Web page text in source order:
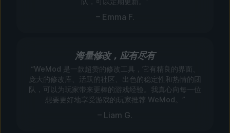
– Emma F.
海量修改，应有尽有
“WeMod 是一款超赞的修改工具，它有精良的界面、
庞大的修改库、活跃的社区、出色的稳定性和热情的团
队，可以为玩家带来更棒的游戏经验。我真心向每一位
想要更好地享受游戏的玩家推荐 WeMod。”
– Liam G.